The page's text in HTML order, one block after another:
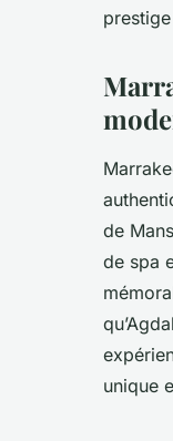
de
de spa
unique